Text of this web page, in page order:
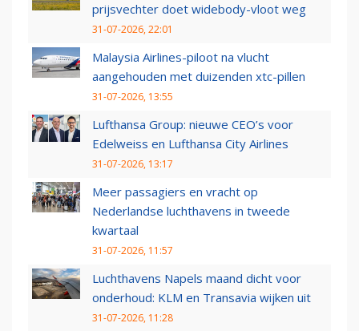
prijsvechter doet widebody-vloot weg
31-07-2026, 22:01
Malaysia Airlines-piloot na vlucht
aangehouden met duizenden xtc-pillen
31-07-2026, 13:55
Lufthansa Group: nieuwe CEO’s voor
Edelweiss en Lufthansa City Airlines
31-07-2026, 13:17
Meer passagiers en vracht op
Nederlandse luchthavens in tweede
kwartaal
31-07-2026, 11:57
Luchthavens Napels maand dicht voor
onderhoud: KLM en Transavia wijken uit
31-07-2026, 11:28